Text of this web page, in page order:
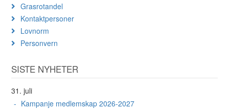
Grasrotandel
Kontaktpersoner
Lovnorm
Personvern
SISTE NYHETER
31. juli
Kampanje medlemskap 2026-2027